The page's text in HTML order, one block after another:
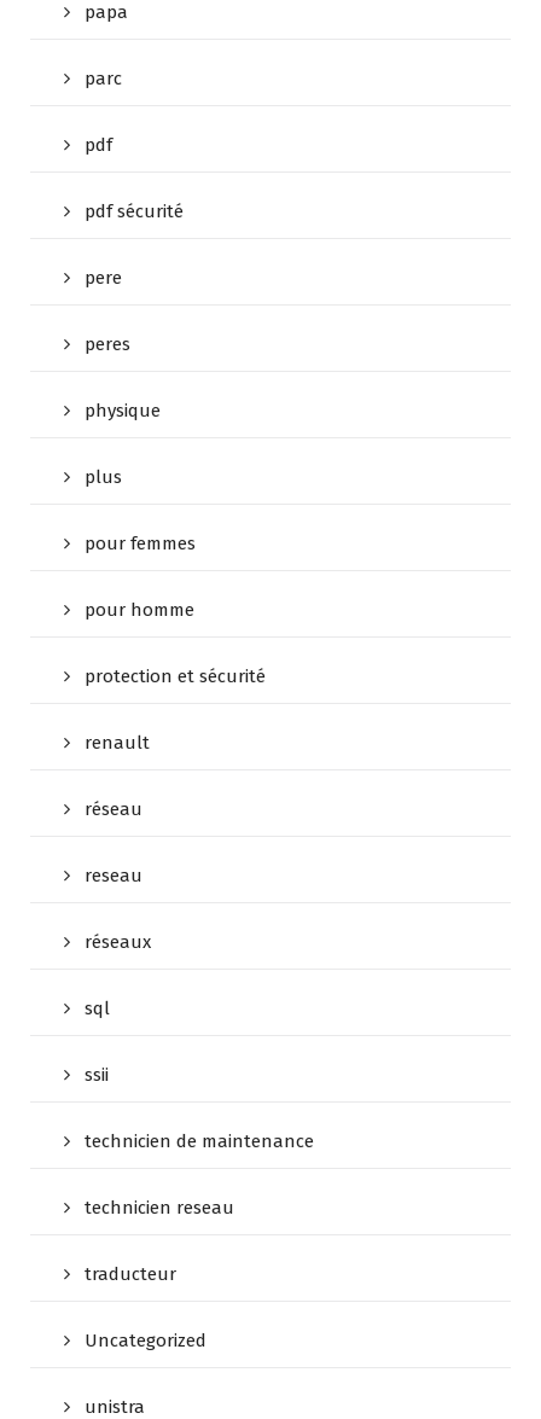
papa
parc
pdf
pdf sécurité
pere
peres
physique
plus
pour femmes
pour homme
protection et sécurité
renault
réseau
reseau
réseaux
sql
ssii
technicien de maintenance
technicien reseau
traducteur
Uncategorized
unistra